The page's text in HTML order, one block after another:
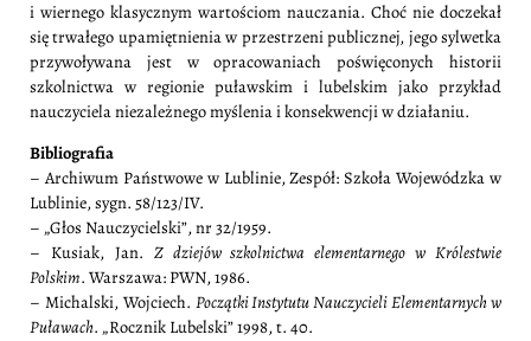
i wiernego klasycznym wartościom nauczania. Choć nie doczekał
się trwałego upamiętnienia w przestrzeni publicznej, jego sylwetka
przywoływana jest w opracowaniach poświęconych historii
szkolnictwa w regionie puławskim i lubelskim jako przykład
nauczyciela niezależnego myślenia i konsekwencji w działaniu.
Bibliografia
– Archiwum Państwowe w Lublinie, Zespół: Szkoła Wojewódzka w
Lublinie, sygn. 58/123/IV.
– „Głos Nauczycielski”, nr 32/1959.
– Kusiak, Jan. Z dziejów szkolnictwa elementarnego w Królestwie
Polskim. Warszawa: PWN, 1986.
– Michalski, Wojciech. Początki Instytutu Nauczycieli Elementarnych w
Puławach. „Rocznik Lubelski” 1998, t. 40.